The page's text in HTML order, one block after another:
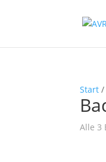
Start /
Alle 3